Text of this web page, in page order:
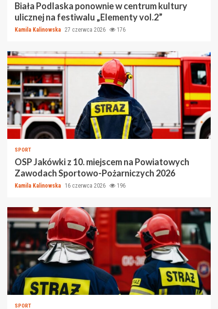
Biała Podlaska ponownie w centrum kultury
ulicznej na festiwalu „Elementy vol.2”
Kamila Kalinowska 27 czerwca 2026 176
SPORT
OSP Jakówki z 10. miejscem na Powiatowych
Zawodach Sportowo-Pożarniczych 2026
Kamila Kalinowska 16 czerwca 2026 196
SPORT